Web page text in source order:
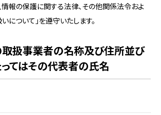
報の保護に関する法律、その他関係法令およ
について」を遵守いたします。
扱事業者の名称及び住所並び
てはその代表者の氏名